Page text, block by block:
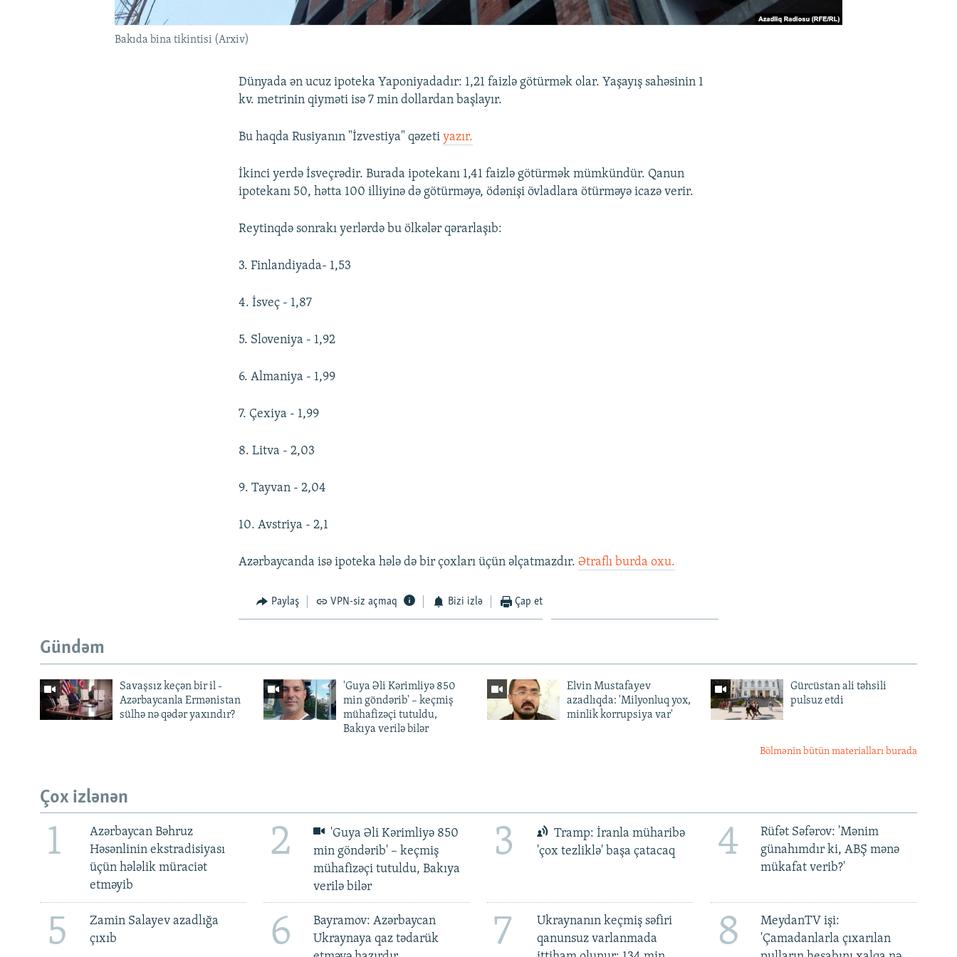
Bakıda bina tikintisi (Arxiv)
Dünyada ən ucuz ipoteka Yaponiyadadır: 1,21 faizlə götürmək olar. Yaşayış sahəsinin 1
kv. metrinin qiyməti isə 7 min dollardan başlayır.
Bu haqda Rusiyanın "İzvestiya" qəzetiyazır.
İkinci yerdə İsveçrədir. Burada ipotekanı 1,41 faizlə götürmək mümkündür. Qanun
ipotekanı 50, hətta 100 illiyinə də götürməyə, ödənişi övladlara ötürməyə icazə verir.
Reytinqdə sonrakı yerlərdə bu ölkələr qərarlaşıb:
3. Finlandiyada- 1,53
4. İsveç - 1,87
5. Sloveniya - 1,92
6. Almaniya - 1,99
7. Çexiya - 1,99
8. Litva - 2,03
9. Tayvan - 2,04
10. Avstriya - 2,1
Azərbaycanda isə ipoteka hələ də bir çoxları üçün əlçatmazdır.Ətraflı burda oxu.
Paylaş VPN-siz açmaq Bizi izlə Çap et
Gündəm
Savaşsız keçən bir il -
Azərbaycanla Ermənistan
sülhə nə qədər yaxındır?
'Guya Əli Kərimliyə 850
min göndərib' – keçmiş
mühafizəçi tutuldu,
Bakıya verilə bilər
Elvin Mustafayev
azadlıqda: 'Milyonluq yox,
minlik korrupsiya var'
Gürcüstan ali təhsili
pulsuz etdi
Bölmənin bütün materialları burada
Çox izlənən
1
Azərbaycan Bəhruz
Həsənlinin ekstradisiyası
üçün hələlik müraciət
etməyib
2
'Guya Əli Kərimliyə 850
min göndərib' – keçmiş
mühafizəçi tutuldu, Bakıya
verilə bilər
3
Tramp: İranla müharibə
'çox tezliklə' başa çatacaq
4
Rüfət Səfərov: 'Mənim
günahımdır ki, ABŞ mənə
mükafat verib?'
5
Zamin Salayev azadlığa
çıxıb
6
Bayramov: Azərbaycan
Ukraynaya qaz tədarük
7
Ukraynanın keçmiş səfiri
qanunsuz varlanmada
8
MeydanTV işi:
'Çamadanlarla çıxarılan